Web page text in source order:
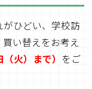
ひどい、学校訪
い替えをお考え
火）まで） をご